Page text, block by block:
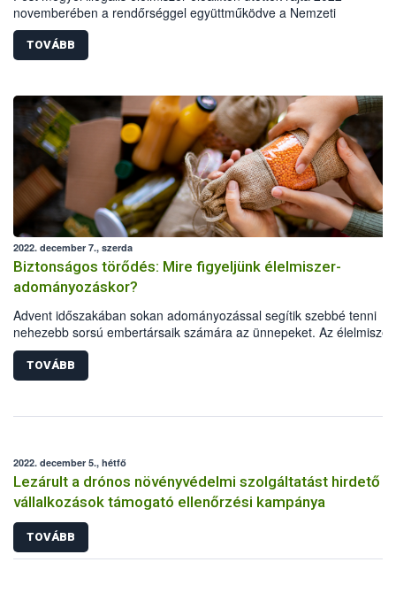
novemberében a rendőrséggel együttműködve a Nemzeti
Élelmiszerlánc-biztonsági Hivatal (Nébih) ellenőrei. A helyszínen
bejelentés nélkül, jogsértően számos állatfajt tartottak, az
állategészségügyi és járványvédelmi követelményeket sem
között illegális vágást, feldolgozást és füstölést végeztek
higiéniai körülmények között.
TOVÁBB
2022. december 7., szerda
Biztonságos törődés: Mire figyeljünk élelmiszer-
adományozáskor?
Advent időszakában sokan adományozással segítik szebbé tenni
nehezebb sorsú embertársaik számára az ünnepeket. Az élelmiszer-
adományozás az egyik legkézenfekvőbb és legjobb megoldás,
ennek is megvannak a szabályai. A Nemzeti Élelmiszerlánc-
Hivatal Maradék nélkül programja összegyűjtötte a legfontosabb
segítség és öröm legyen, ne pedig kockázati forrás.
TOVÁBB
2022. december 5., hétfő
Lezárult a drónos növényvédelmi szolgáltatást hirdető
vállalkozások támogató ellenőrzési kampánya
TOVÁBB